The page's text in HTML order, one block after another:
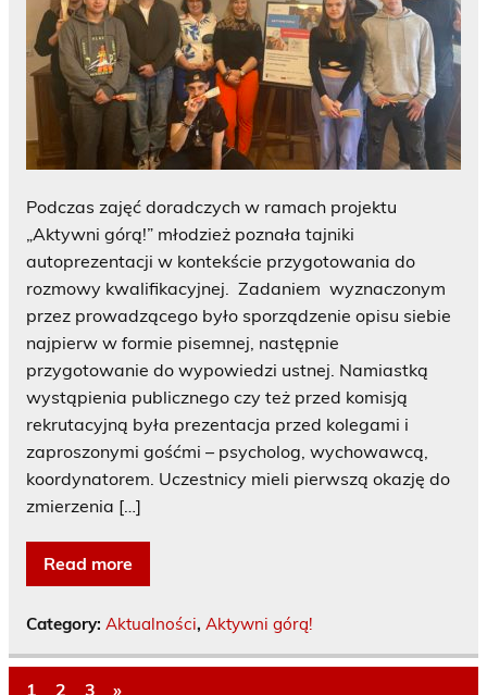
Podczas zajęć doradczych w ramach projektu
„Aktywni górą!” młodzież poznała tajniki
autoprezentacji w kontekście przygotowania do
rozmowy kwalifikacyjnej. Zadaniem wyznaczonym
przez prowadzącego było sporządzenie opisu siebie
najpierw w formie pisemnej, następnie
przygotowanie do wypowiedzi ustnej. Namiastką
wystąpienia publicznego czy też przed komisją
rekrutacyjną była prezentacja przed kolegami i
zaproszonymi gośćmi – psycholog, wychowawcą,
koordynatorem. Uczestnicy mieli pierwszą okazję do
zmierzenia […]
Read more
Category: Aktualności, Aktywni górą!
1 2 3 »